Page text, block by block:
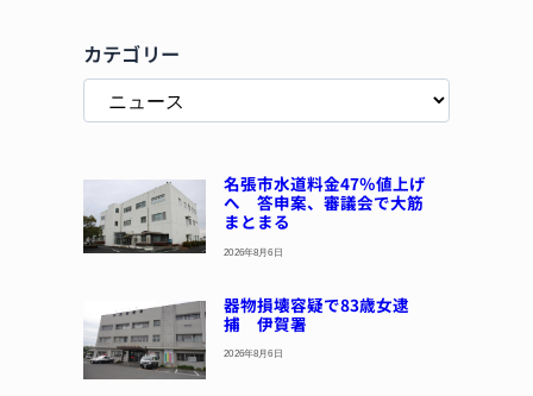
カテゴリー
名張市水道料金47％値上げ
へ 答申案、審議会で大筋
まとまる
2026年8月6日
器物損壊容疑で83歳女逮
捕 伊賀署
2026年8月6日